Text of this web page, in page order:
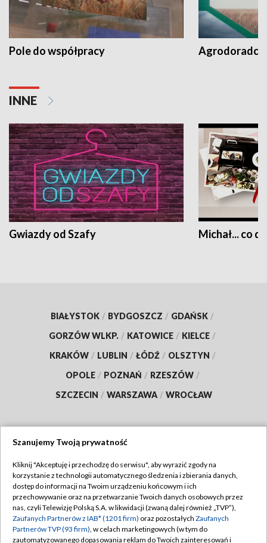
Pole do współpracy Agrodoradcy
INNE
Gwiazdy od Szafy Michał... co
BIAŁYSTOK / BYDGOSZCZ / GDAŃSK /
GORZÓW WLKP. / KATOWICE / KIELCE /
KRAKÓW / LUBLIN / ŁÓDŹ / OLSZTYN /
OPOLE / POZNAŃ / RZESZÓW /
SZCZECIN / WARSZAWA / WROCŁAW
TVP
Abonament TVP
Emisja w TVP
Centrum informacji TVP
Regulamin TVP
Polityka prywatności
Moje zgody
Szanujemy Twoją prywatność
Kliknij "Akceptuję i przechodzę do serwisu", aby wyrazić zgody na
korzystanie z technologii automatycznego śledzenia i zbierania danych,
dostęp do informacji na Twoim urządzeniu końcowym i ich
przechowywanie oraz na przetwarzanie Twoich danych osobowych przez
nas, czyli Telewizję Polską S.A. w likwidacji (zwaną dalej również „TVP”),
Zaufanych Partnerów z IAB* (1201 firm) oraz pozostałych Zaufanych
Partnerów TVP (93 firm), w celach marketingowych (w tym do
zautomatyzowanego dopasowania reklam do Twoich zainteresowań i